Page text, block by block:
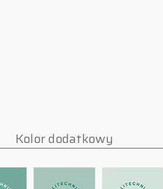
Kolor dodatkowy